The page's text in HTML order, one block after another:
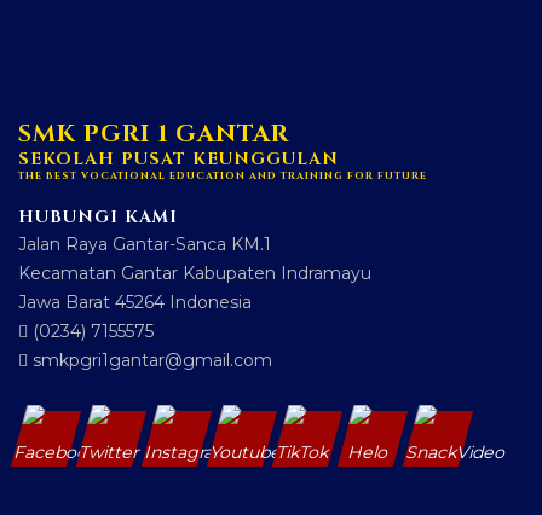
SMK PGRI 1 GANTAR
SEKOLAH PUSAT KEUNGGULAN
THE BEST VOCATIONAL EDUCATION AND TRAINING FOR FUTURE
HUBUNGI KAMI
Jalan Raya Gantar-Sanca KM.1
Kecamatan Gantar Kabupaten Indramayu
Jawa Barat 45264 Indonesia
(0234) 7155575
smkpgri1gantar@gmail.com